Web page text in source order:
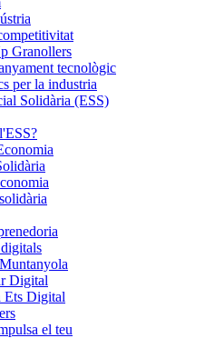
Granollers
tecnològic
per la industria
Solidària (ESS)
Digital
Ets Digital
el teu